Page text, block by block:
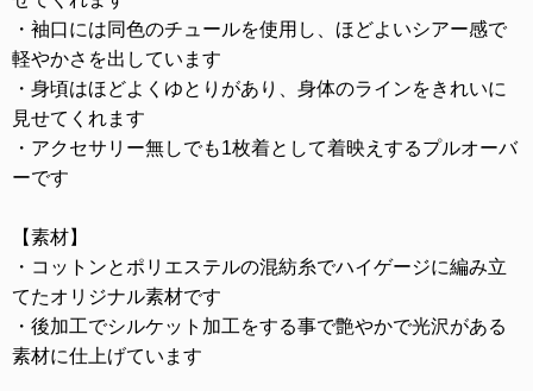
・袖口には同色のチュールを使用し、ほどよいシアー感で
軽やかさを出しています
・身頃はほどよくゆとりがあり、身体のラインをきれいに
見せてくれます
・アクセサリー無しでも1枚着として着映えするプルオーバ
ーです
【素材】
・コットンとポリエステルの混紡糸でハイゲージに編み立
てたオリジナル素材です
・後加工でシルケット加工をする事で艶やかで光沢がある
素材に仕上げています